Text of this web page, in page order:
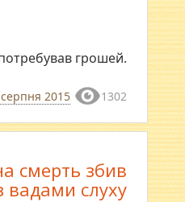
грошей.
2015 1302
смерть збив
вадами слуху